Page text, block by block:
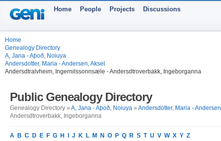
Home People Projects Discussions
Home
Genealogy Directory
A, Jana - Aþoð, Noiuya
Andersdotter, Maria - Andersen, Aksel
Andersdtralvheim, Ingernilssonnsæle - Andersdtroverbakk, Ingeborganna
Public Genealogy Directory
Genealogy Directory » A, Jana - Aþoð, Noiuya » Andersdotter, Maria -
Andersdtroverbakk, Ingeborganna
A B C D E F G H J K L M N O P Q R S T U V W X Y Z